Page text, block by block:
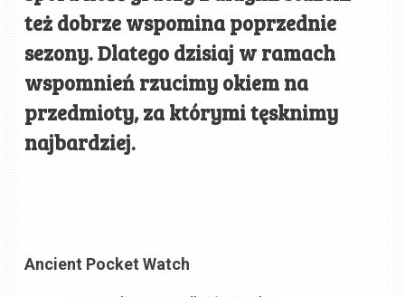
też dobrze wspomina poprzednie
sezony. Dlatego dzisiaj w ramach
wspomnień rzucimy okiem na
przedmioty, za którymi tęsknimy
najbardziej.
Ancient Pocket Watch